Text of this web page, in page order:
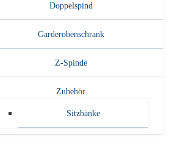
Doppelspind
Garderobenschrank
Z-Spinde
Zubehör
Sitzbänke